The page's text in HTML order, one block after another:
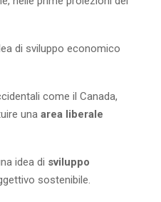
di sviluppo economico
come il Canada,
una area liberale
idea di sviluppo
sostenibile.